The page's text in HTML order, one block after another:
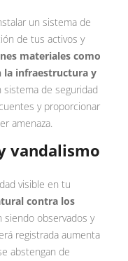
un sistema de
de tus activos y
materiales como
la infraestructura y
sistema de seguridad
y proporcionar
amenaza.
vandalismo
visible en tu
contra los
siendo observados y
registrada aumenta
abstengan de